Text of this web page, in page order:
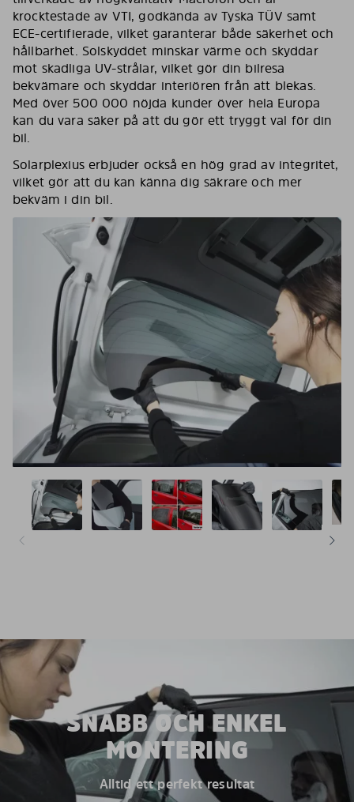
krocktestade av VTI, godkända av Tyska TÜV samt
ECE-certifierade, vilket garanterar både säkerhet och
hållbarhet. Solskyddet minskar värme och skyddar
mot skadliga UV-strålar, vilket gör din bilresa
bekvämare och skyddar interiören från att blekas.
Med över 500 000 nöjda kunder över hela Europa
kan du vara säker på att du gör ett tryggt val för din
bil.
Solarplexius erbjuder också en hög grad av integritet,
vilket gör att du kan känna dig säkrare och mer
bekväm i din bil.
SNABB OCH ENKEL
MONTERING
Alltid ett perfekt resultat